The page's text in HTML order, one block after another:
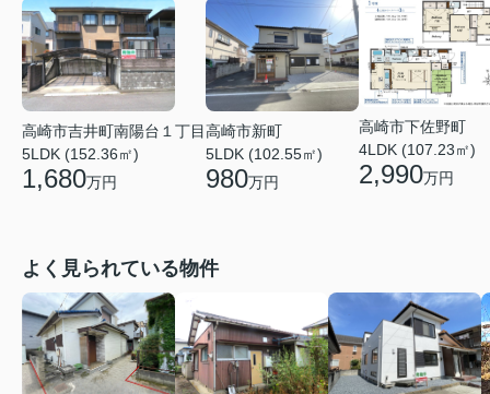
高崎市吉井町南陽台１丁目
5LDK (152.36㎡)
1,680万円
高崎市新町
5LDK (102.55㎡)
980万円
高崎市下佐野町
4LDK (107.23㎡)
2,990万円
よく見られている物件